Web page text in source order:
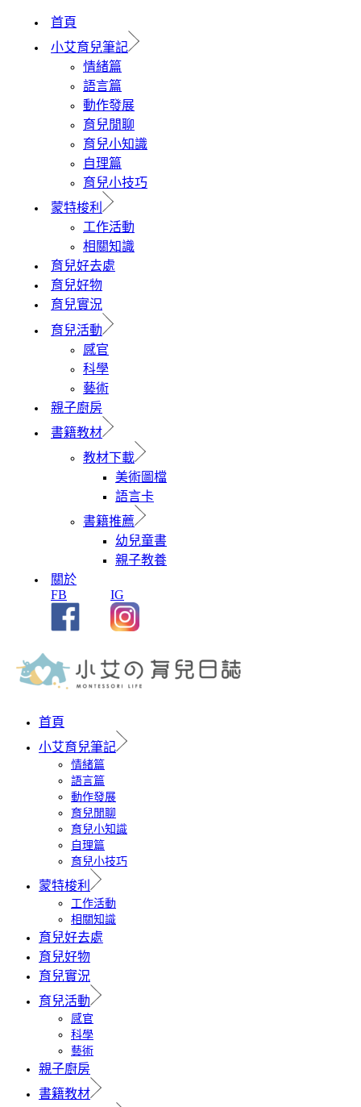
首頁
小艾育兒筆記
情緒篇
語言篇
動作發展
育兒閒聊
育兒小知識
自理篇
育兒小技巧
蒙特梭利
工作活動
相關知識
育兒好去處
育兒好物
育兒實況
育兒活動
感官
科學
藝術
親子廚房
書籍教材
教材下載
美術圖檔
語言卡
書籍推薦
幼兒童書
親子教養
關於
FB
IG
首頁
小艾育兒筆記
情緒篇
語言篇
動作發展
育兒閒聊
育兒小知識
自理篇
育兒小技巧
蒙特梭利
工作活動
相關知識
育兒好去處
育兒好物
育兒實況
育兒活動
感官
科學
藝術
親子廚房
書籍教材